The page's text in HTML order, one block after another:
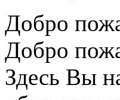
Добро
Добро
Здесь Вы